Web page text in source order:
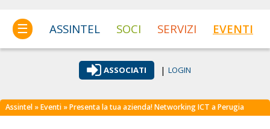
☰ ASSINTEL SOCI SERVIZI EVENTI
ASSOCIATI | LOGIN
Assintel »Eventi » Presenta la tua azienda! Networking ICT a Perugia